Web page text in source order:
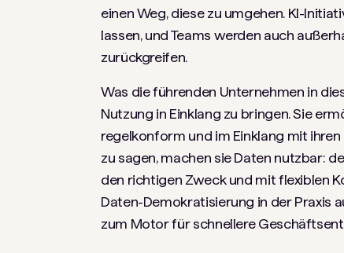
einen Weg, diese zu umgehen. KI-
lassen, und Teams werden auch
zurückgreifen.
Was die führenden Unternehmen in
Nutzung in Einklang zu bringen. Sie
regelkonform und im Einklang mit
zu sagen, machen sie Daten nutzbar:
den richtigen Zweck und mit flexiblen
Daten-Demokratisierung in der Praxis
zum Motor für schnellere